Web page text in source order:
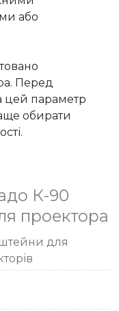
або
Перед
цей параметр
обирати
К-90
проектора
для